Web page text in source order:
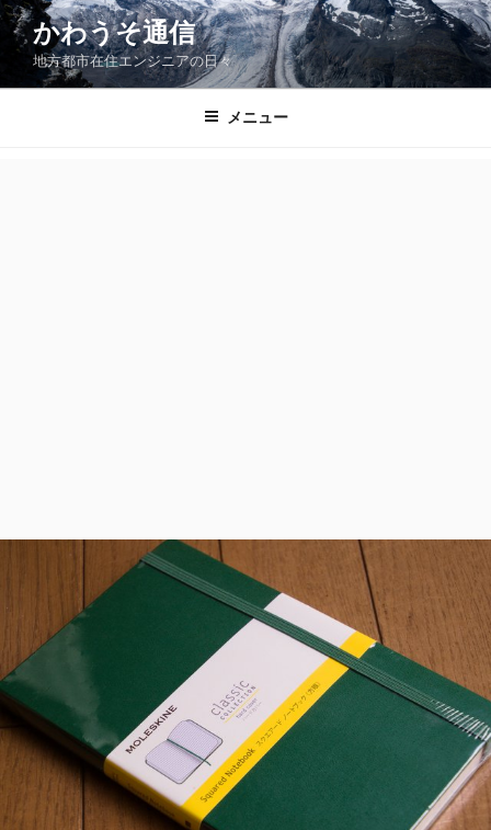
コ
ン
ン
かわうそ通信
地方都市在住エンジニアの日々
メニュー